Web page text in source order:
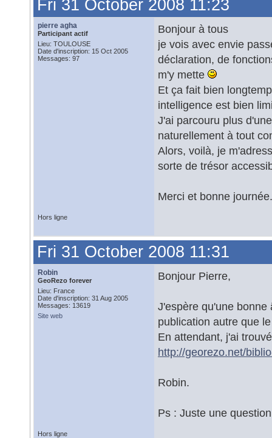
Fri 31 October 2008 11:23
pierre agha
Participant actif
Lieu: TOULOUSE
Date d'inscription: 15 Oct 2005
Messages: 97
Bonjour à tous
je vois avec envie
déclaration, de
m'y mette
Et ça fait bien
intelligence est bien
J'ai parcouru plus
naturellement à tout
Alors, voilà, je
sorte de trésor
Merci et bonne
Hors ligne
Fri 31 October 2008 11:31
Robin
GeoRezo forever
Lieu: France
Date d'inscription: 31 Aug 2005
Messages: 13619
Site web
Bonjour Pierre,
J'espère qu'une
publication autre que
En attendant, j'ai
http://georezo.net/
Robin.
Ps : Juste une
Hors ligne